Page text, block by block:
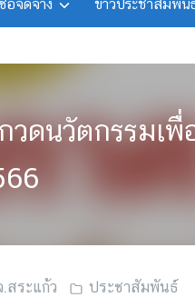
อจัดจ้าง ข่าวประชาสัมพัน
วดนวัตกรรมเ
สระแก้ว ประชาสัมพันธ์